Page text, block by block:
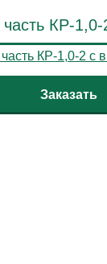
КР-
Заказать